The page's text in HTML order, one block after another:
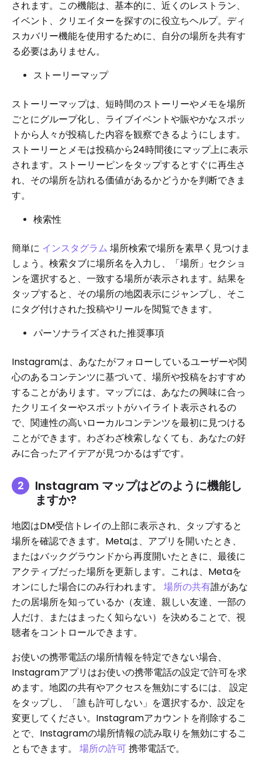
されます。この機能は、基本的に、近くのレストラン、
イベント、クリエイターを探すのに役立ちヘルプ。ディ
スカバリー機能を使用するために、自分の場所を共有す
る必要はありません。
ストーリーマップ
ストーリーマップは、短時間のストーリーやメモを場所
ごとにグループ化し、ライブイベントや賑やかなスポッ
トから人々が投稿した内容を観察できるようにします。
ストーリーとメモは投稿から24時間後にマップ上に表示
されます。ストーリーピンをタップするとすぐに再生さ
れ、その場所を訪れる価値があるかどうかを判断できま
す。
検索性
簡単に インスタグラム 場所検索で場所を素早く見つけま
しょう。検索タブに場所名を入力し、「場所」セクショ
ンを選択すると、一致する場所が表示されます。結果を
タップすると、その場所の地図表示にジャンプし、そこ
にタグ付けされた投稿やリールを閲覧できます。
パーソナライズされた推奨事項
Instagramは、あなたがフォローしているユーザーや関
心のあるコンテンツに基づいて、場所や投稿をおすすめ
することがあります。マップには、あなたの興味に合っ
たクリエイターやスポットがハイライト表示されるの
で、関連性の高いローカルコンテンツを最初に見つける
ことができます。わざわざ検索しなくても、あなたの好
みに合ったアイデアが見つかるはずです。
Instagram マップはどのように機能し
ますか?
地図はDM受信トレイの上部に表示され、タップすると
場所を確認できます。Metaは、アプリを開いたとき、
またはバックグラウンドから再度開いたときに、最後に
アクティブだった場所を更新します。これは、Metaを
オンにした場合にのみ行われます。 場所の共有誰があな
たの居場所を知っているか（友達、親しい友達、一部の
人だけ、またはまったく知らない）を決めることで、視
聴者をコントロールできます。
お使いの携帯電話の場所情報を特定できない場合、
Instagramアプリはお使いの携帯電話の設定で許可を求
めます。地図の共有やアクセスを無効にするには、 設定
をタップし、「誰も許可しない」を選択するか、設定を
変更してください。Instagramアカウントを削除するこ
とで、Instagramの場所情報の読み取りを無効にするこ
ともできます。 場所の許可携帯電話で。